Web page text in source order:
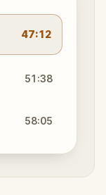
47:12
51:38
58:05